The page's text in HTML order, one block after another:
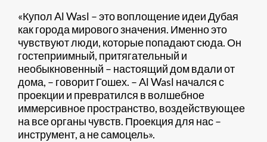
«Купол Al Wasl – это воплощение идеи Дубая
как города мирового значения. Именно это
чувствуют люди, которые попадают сюда. Он
гостеприимный, притягательный и
необыкновенный – настоящий дом вдали от
дома, – говорит Гошех. – Al Wasl начался с
проекции и превратился в волшебное
иммерсивное пространство, воздействующее
на все органы чувств. Проекция для нас –
инструмент, а не самоцель».